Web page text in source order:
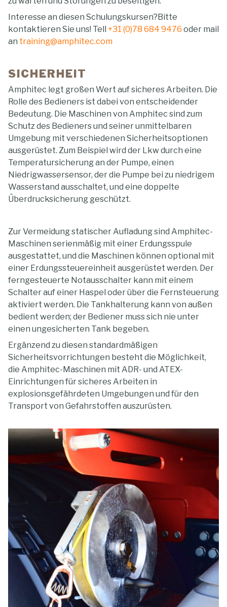
Interesse an diesen Schulungskursen?Bitte
kontaktieren Sie uns! Tell +31 (0)78 684 9476 oder mail
an training@amphitec.com
SICHERHEIT
Amphitec legt großen Wert auf sicheres Arbeiten. Die
Rolle des Bedieners ist dabei von entscheidender
Bedeutung. Die Maschinen von Amphitec sind zum
Schutz des Bedieners und seiner unmittelbaren
Umgebung mit verschiedenen Sicherheitsoptionen
ausgerüstet. Zum Beispiel wird der Lkw durch eine
Temperatursicherung an der Pumpe, einen
Niedrigwassersensor, der die Pumpe bei zu niedrigem
Wasserstand ausschaltet, und eine doppelte
Überdrucksicherung geschützt.
Zur Vermeidung statischer Aufladung sind Amphitec-
Maschinen serienmäßig mit einer Erdungsspule
ausgestattet, und die Maschinen können optional mit
einer Erdungssteuereinheit ausgerüstet werden. Der
ferngesteuerte Notausschalter kann mit einem
Schalter auf einer Haspel oder über die Fernsteuerung
aktiviert werden. Die Tankhalterung kann von außen
bedient werden; der Bediener muss sich nie unter
einen ungesicherten Tank begeben.
Ergänzend zu diesen standardmäßigen
Sicherheitsvorrichtungen besteht die Möglichkeit,
die Amphitec-Maschinen mit ADR- und ATEX-
Einrichtungen für sicheres Arbeiten in
explosionsgefährdeten Umgebungen und für den
Transport von Gefahrstoffen auszurüsten.